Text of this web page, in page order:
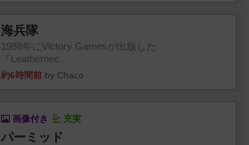
海兵隊
1988年にVictory Gamesが出版した
『Leathernec...
約6時間前 by Chaco
画像付き 充実
パーミッド